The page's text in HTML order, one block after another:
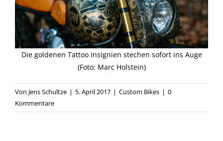
Die goldenen Tattoo Insignien stechen sofort ins Auge
(Foto: Marc Holstein)
Von Jens Schultze | 5. April 2017 | Custom Bikes | 0
Kommentare